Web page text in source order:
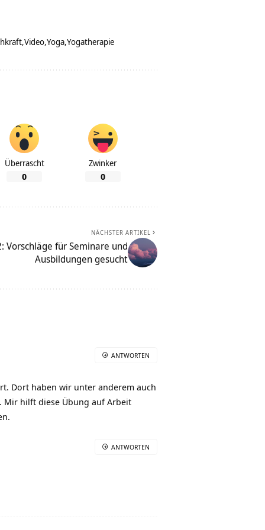
Video Yoga Yogatherapie
Überrascht
0
Zwinker
0
NÄCHSTER ARTIKEL
Vorschläge für Seminare und
Ausbildungen gesucht
Dort haben wir unter anderem auch
Mir hilft diese Übung auf Arbeit
ANTWORTEN
ANTWORTEN